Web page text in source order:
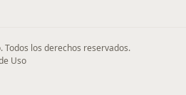
Todos los derechos reservados.
Uso